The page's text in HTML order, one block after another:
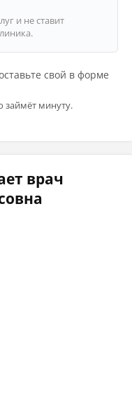
и не ставит
свой в форме
займёт минуту.
врач